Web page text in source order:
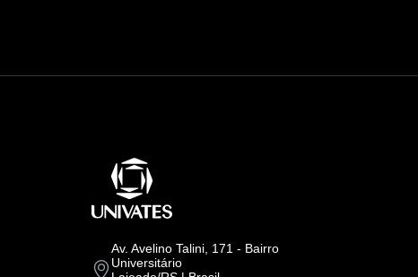
Av. Avelino Talini, 171 - Bairro
Universitário